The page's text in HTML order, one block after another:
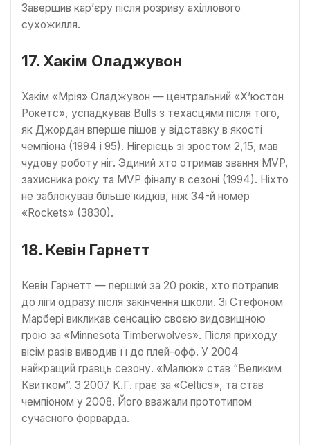
Завершив кар’єру після розриву ахіллового
сухожилля.
17. Хакім Оладжувон
Хакім «Мрія» Оладжувон — центральний «Х’юстон
Рокетс», успадкував Bulls з техасцями після того,
як Джордан вперше пішов у відставку в якості
чемпіона (1994 і 95). Нігерієць зі зростом 2,15, мав
чудову роботу ніг. Эдиний хто отримав звання MVP,
захисника року та MVP фіналу в сезоні (1994). Ніхто
не заблокував більше кидків, ніж 34-й номер
«Rockets» (3830).
18. Кевін Гарнетт
Кевін Гарнетт — перший за 20 років, хто потрапив
до ліги одразу після закінчення школи. Зі Стефоном
Марбері викликав сенсацію своєю видовищною
грою за «Minnesota Timberwolves». Після приходу
вісім разів виводив її до плей-офф. У 2004
найкращий гравць сезону. «Малюк» став “Великим
Квитком”. З 2007 К.Г. грає за «Celtics», та став
чемпіоном у 2008. Його вважали прототипом
сучасного форварда.